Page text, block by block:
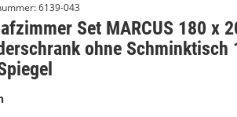
6139-043
Set MARCUS 180 x
ohne Schminktisch